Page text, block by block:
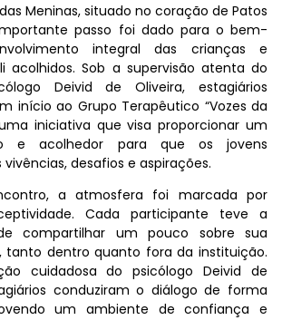
Meninas, situado no coração de Patos
passo foi dado para o bem-
integral das crianças e
acolhidos. Sob a supervisão atenta do
Deivid de Oliveira, estagiários
início ao Grupo Terapêutico “Vozes da
iniciativa que visa proporcionar um
e acolhedor para que os jovens
desafios e aspirações.
a atmosfera foi marcada por
Cada participante teve a
compartilhar um pouco sobre sua
tanto dentro quanto fora da instituição.
cuidadosa do psicólogo Deivid de
conduziram o diálogo de forma
um ambiente de confiança e